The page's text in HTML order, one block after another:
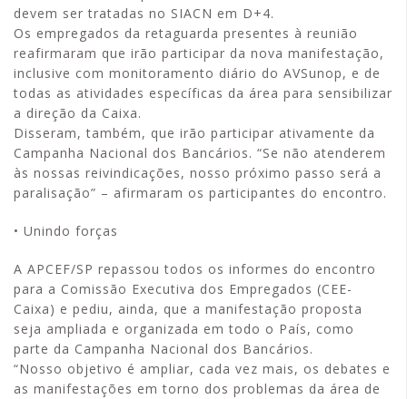
devem ser tratadas no SIACN em D+4.
Os empregados da retaguarda presentes à reunião
reafirmaram que irão participar da nova manifestação,
inclusive com monitoramento diário do AVSunop, e de
todas as atividades específicas da área para sensibilizar
a direção da Caixa.
Disseram, também, que irão participar ativamente da
Campanha Nacional dos Bancários. “Se não atenderem
às nossas reivindicações, nosso próximo passo será a
paralisação” – afirmaram os participantes do encontro.
• Unindo forças
A APCEF/SP repassou todos os informes do encontro
para a Comissão Executiva dos Empregados (CEE-
Caixa) e pediu, ainda, que a manifestação proposta
seja ampliada e organizada em todo o País, como
parte da Campanha Nacional dos Bancários.
“Nosso objetivo é ampliar, cada vez mais, os debates e
as manifestações em torno dos problemas da área de